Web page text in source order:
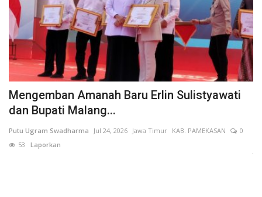
Mengemban Amanah Baru Erlin Sulistyawati
dan Bupati Malang...
Putu Ugram Swadharma Jul 24, 2026 Jawa Timur KAB. PAMEKASAN
0
53 Laporkan